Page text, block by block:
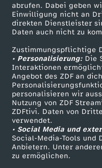
abrufen. Dabei geben
Einwilligung nicht an
direkten Dienstleister
Daten auch nicht zu
Zustimmungspflichtige
• Personalisierung:Die
Interaktionen
Angebot des ZDF an
personalisieren wir
Nutzung von ZDF
ZDFtivi. Daten von
verwendet.
• Social Media und
Social-Media-Tools und
Anbietern. Unter
zu ermöglichen.
S
o
m
m
e
r
a
ZDF-Apps
Smart TV
ZDFtext
Livestreams
Sendungen A-Z
TV-Programm
ZDF Unternehmen
Karriere